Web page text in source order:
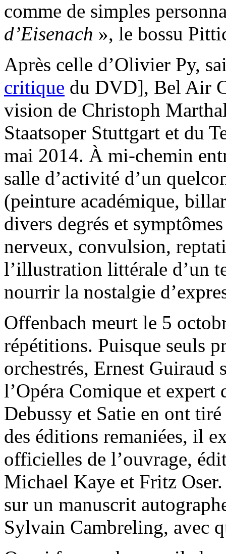
comme de simples
d’Eisenach », le bossu
Après celle d’Olivier Py,
critique du DVD], Bel Air
vision de Christoph
Staatsoper Stuttgart et du
mai 2014. À mi-chemin
salle d’activité d’un
(peinture académique,
divers degrés et
nerveux, convulsion,
l’illustration littérale d’un
nourrir la nostalgie
Offenbach meurt le 5
répétitions. Puisque seuls
orchestrés, Ernest Guiraud
l’Opéra Comique et expert
Debussy et Satie en ont
des éditions remaniées, il
officielles de l’ouvrage,
Michael Kaye et Fritz Oser.
sur un manuscrit
Sylvain Cambreling, avec